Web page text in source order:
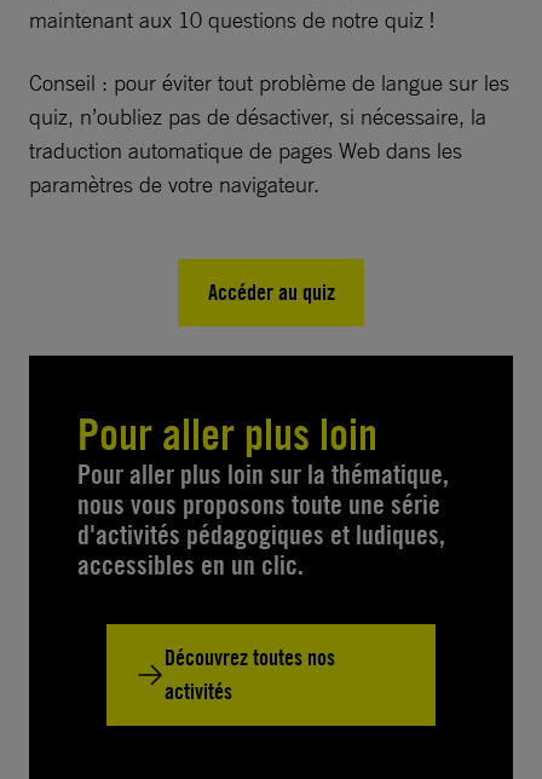
maintenant aux 10 questions de notre quiz !
Conseil : pour éviter tout problème de langue sur les
quiz, n’oubliez pas de désactiver, si nécessaire, la
traduction automatique de pages Web dans les
paramètres de votre navigateur.
Accéder au quiz
Pour aller plus loin
Pour aller plus loin sur la thématique,
nous vous proposons toute une série
d'activités pédagogiques et ludiques,
accessibles en un clic.
Découvrez toutes nos
activités